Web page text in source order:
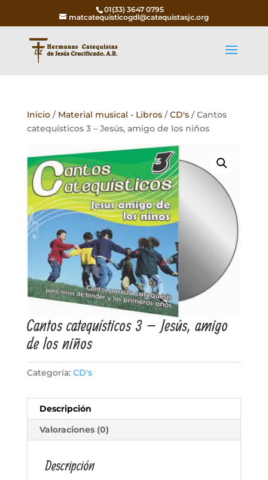
01(33) 3647 0795
matcatequisticogdl@catequistasjc.org
Inicio/ Material musical - Libros/CD's/ Cantos
catequísticos 3 – Jesús, amigo de los niños
Cantos catequísticos 3 – Jesús, amigo
de los niños
Categoría: CD's
Descripción
Valoraciones (0)
Descripción